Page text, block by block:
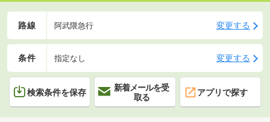
路線 阿武隈急行 変更する
条件 指定なし 変更する
検索条件を保存
新着メールを受
取る
アプリで探す